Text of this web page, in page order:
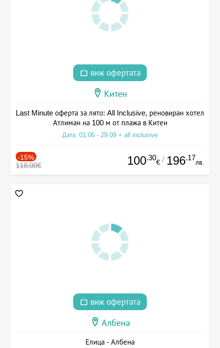
виж офертата
Китен
Last Minute оферта за лято: All Inclusive, реновиран хотел
Атлиман на 100 м от плажа в Китен
Дата: 01.06 - 29.09 + all inclusive
-15%
118.00€ 100.30
€ / 196.17
лв.
виж офертата
Албена
Елица - Албена